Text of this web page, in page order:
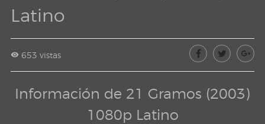
Latino
653 vistas
Información de 21 Gramos (2003)
1080p Latino